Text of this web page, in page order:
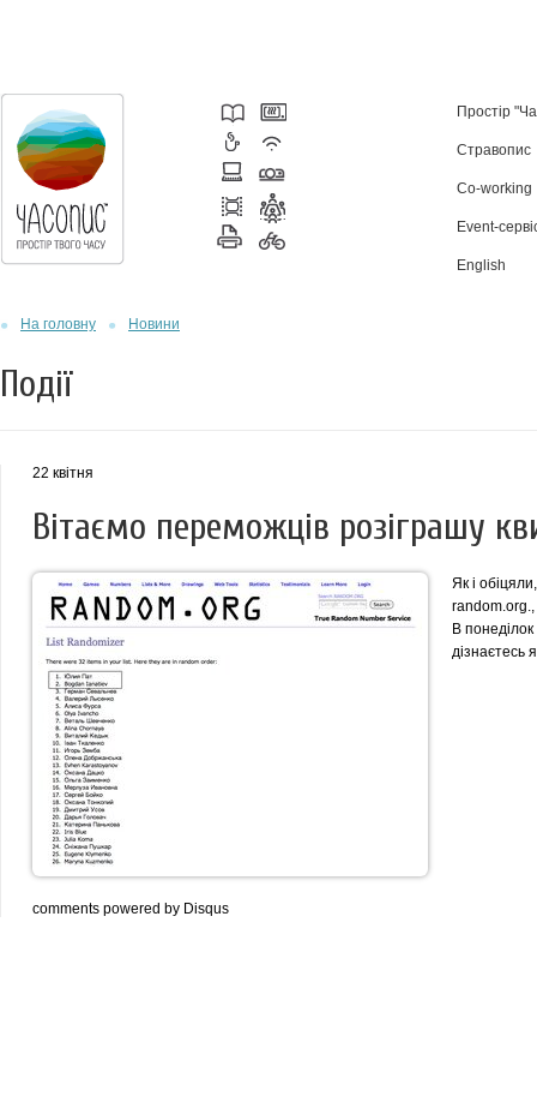
Простір
Стравопис
Co-working
Event-
English
На головну Новини
Події
22 квітня
Вітаємо переможців розіграшу
Як і
В
дізнаєтесь
comments powered by Disqus